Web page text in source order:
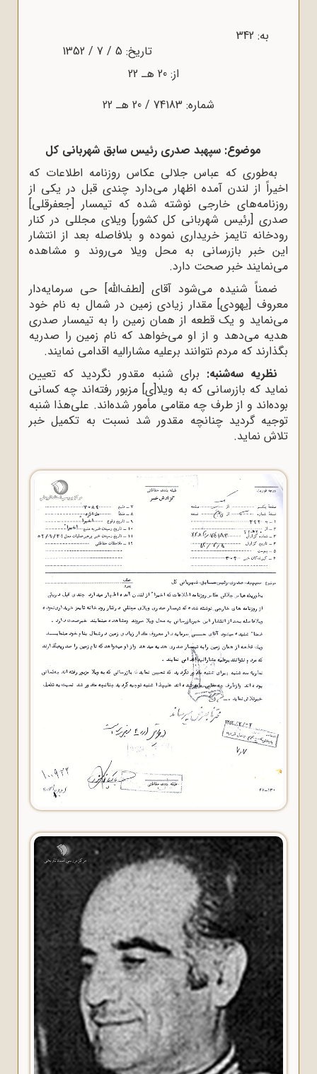
تاریخ: 5 / 7 / 1352
از: 20 هـ 22
شماره: 74183 / 20 هـ 22
موضوع: سپهبد صدری رئیس سابق شهربانی کل
به‌طوری که عباس جلالی عکاس روزنامه اطلاعات که
اخیراً از لندن آمده اظهار می‌دارد چندی قبل در یکی از
روزنامه‌های خارجی نوشته شده که تیمسار [جعفرقلی]
صدری [رئیس شهربانی کل کشور] ویلای مجللی در کنار
رودخانه تایمز خریداری نموده و بلافاصله بعد از انتشار
این خبر بازرسانی به محل ویلا می‌روند و مشاهده
می‌نمایند خبر صحت دارد.
ضمناً شنیده می‌شود آقای [لطف‌الله] حی سرمایه‌دار
معروف [یهودی] مقدار زیادی زمین در شمال به نام خود
می‌نماید و یک قطعه از همان زمین را به تیمسار صدری
هدیه می‌دهد و از او می‌خواهد که نام زمین را صدریه
بگذارند که مردم نتوانند برعلیه مشارالیه اقدامی ‌نمایند.
نظریه سه‌شنبه: برای شنبه مقدور نگردید که تعیین
نماید که بازرسانی که به ویلا[ی] مزبور رفته‌اند چه کسانی
بوده‌اند و از طرف چه مقامی مأمور شده‌اند. علی‌هذا شنبه
توجیه گردید چنانچه مقدور شد نسبت به تکمیل خبر
تلاش نماید.